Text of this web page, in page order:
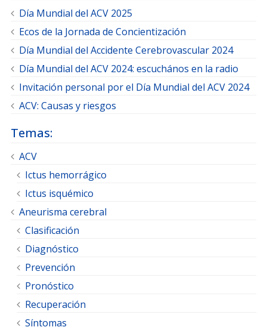
Día Mundial del ACV 2025
Ecos de la Jornada de Concientización
Día Mundial del Accidente Cerebrovascular 2024
Día Mundial del ACV 2024: escuchános en la radio
Invitación personal por el Día Mundial del ACV 2024
ACV: Causas y riesgos
Temas:
ACV
Ictus hemorrágico
Ictus isquémico
Aneurisma cerebral
Clasificación
Diagnóstico
Prevención
Pronóstico
Recuperación
Síntomas